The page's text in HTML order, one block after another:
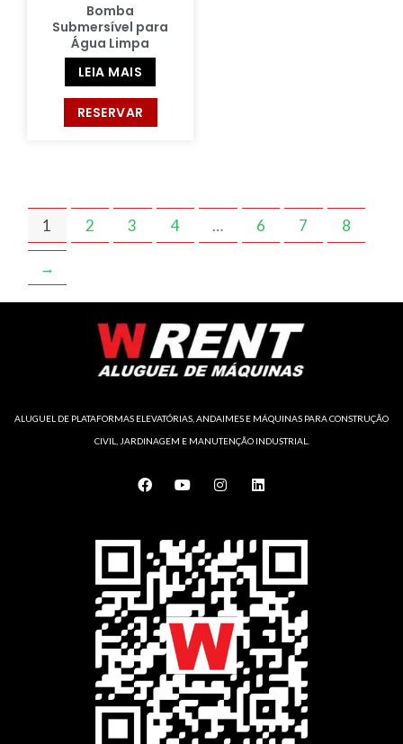
Bomba
Submersível para
Água Limpa
LEIA MAIS
RESERVAR
1 2 3 4 … 6 7 8
→
ALUGUEL DE PLATAFORMAS ELEVATÓRIAS, ANDAIMES E MÁQUINAS PARA CONSTRUÇÃO
CIVIL, JARDINAGEM E MANUTENÇÃO INDUSTRIAL.
F
a
o
k
Y
o
b
e
I
n
g
r
a
m
L
i